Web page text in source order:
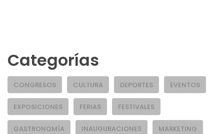
Categorías
CONGRESOS CULTURA DEPORTES EVENTOS
EXPOSICIONES FERIAS FESTIVALES
GASTRONOMÍA INAUGURACIONES MARKETING